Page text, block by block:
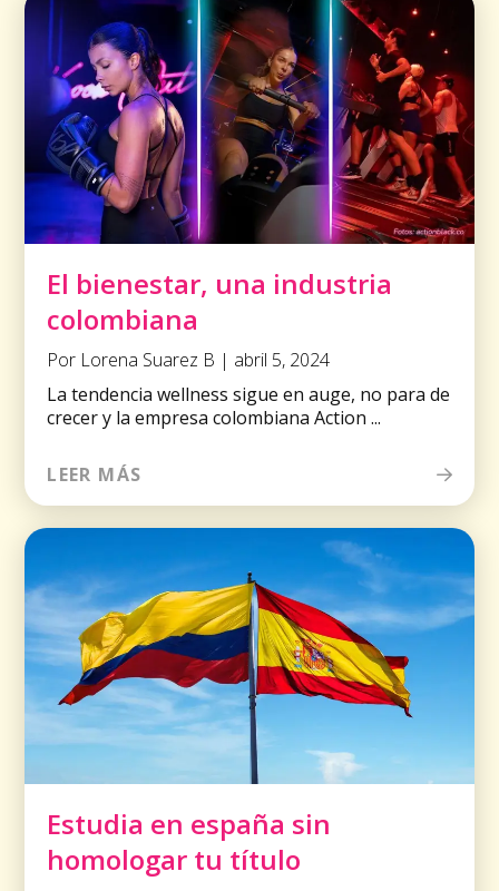
El bienestar, una industria
colombiana
Por Lorena Suarez B | abril 5, 2024
La tendencia wellness sigue en auge, no para de
crecer y la empresa colombiana Action ...
LEER MÁS
Estudia en españa sin
homologar tu título